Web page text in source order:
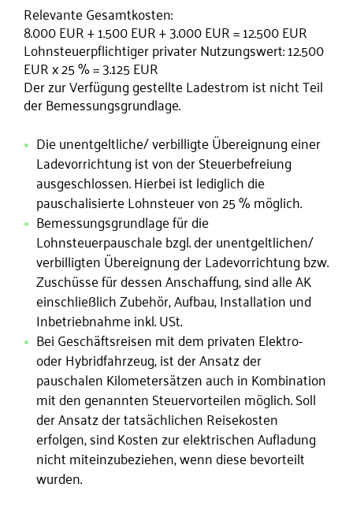
Relevante Gesamtkosten:
8.000 EUR + 1.500 EUR + 3.000 EUR = 12.500 EUR
Lohnsteuerpflichtiger privater Nutzungswert: 12.500
EUR x 25 % = 3.125 EUR
Der zur Verfügung gestellte Ladestrom ist nicht Teil
der Bemessungsgrundlage.
Die unentgeltliche/ verbilligte Übereignung einer
Ladevorrichtung ist von der Steuerbefreiung
ausgeschlossen. Hierbei ist lediglich die
pauschalisierte Lohnsteuer von 25 % möglich.
Bemessungsgrundlage für die
Lohnsteuerpauschale bzgl. der unentgeltlichen/
verbilligten Übereignung der Ladevorrichtung bzw.
Zuschüsse für dessen Anschaffung, sind alle AK
einschließlich Zubehör, Aufbau, Installation und
Inbetriebnahme inkl. USt.
Bei Geschäftsreisen mit dem privaten Elektro-
oder Hybridfahrzeug, ist der Ansatz der
pauschalen Kilometersätzen auch in Kombination
mit den genannten Steuervorteilen möglich. Soll
der Ansatz der tatsächlichen Reisekosten
erfolgen, sind Kosten zur elektrischen Aufladung
nicht miteinzubeziehen, wenn diese bevorteilt
wurden.